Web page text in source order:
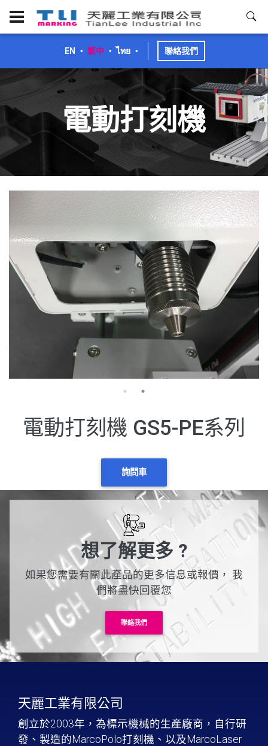
EN ・ 繁中 ・ ไทย ・ 聯絡我們
電動打刻機
電動打刻機 GS5-PE系列
詢問車
想了解更多 ?
如果您需要有關此產品的更多信息或報價， 我
們將盡快回覆您
聯絡我們
天麗工業有限公司
創立於2003年，為標示機械的生產廠商，自行研
發、製造的MarcoPolo打刻機、以及MarcoLaser